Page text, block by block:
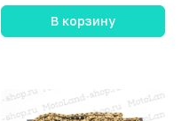
В корзину